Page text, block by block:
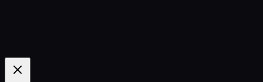
100 %